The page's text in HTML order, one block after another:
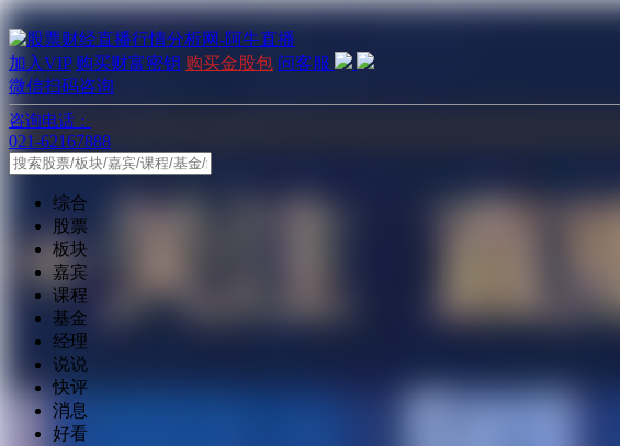
加入VIP 购买财富密钥 购买金股包 问客服
微信扫码咨询
咨询电话：
021-62167888
综合
股票
板块
嘉宾
课程
基金
经理
说说
快评
消息
好看